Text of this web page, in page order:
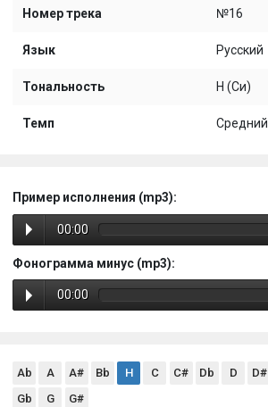
Номер трека №16
Язык Русский
Тональность H (Си)
Темп Средний
Пример исполнения (mp3):
00:00
Фонограмма минус (mp3):
00:00
Ab A A# Bb H C C# Db D D#
Gb
G G#